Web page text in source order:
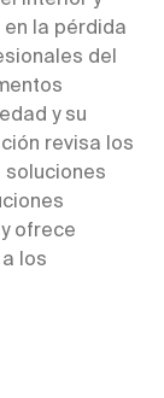
la pérdida
del
y su
revisa los
ofrece
los